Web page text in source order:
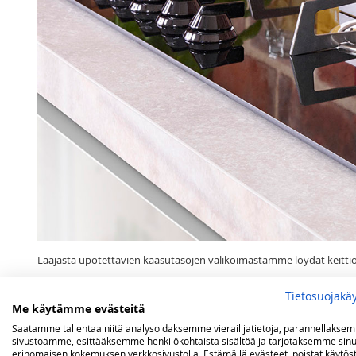
Laajasta upotettavien kaasutasojen valikoimastamme löydät
Tuotteet49-51
Kategoria
Kaasuliesitasot 48
Me käytämme evästeitä
Saatamme tallentaa niitä analysoidaksemme vierailijatietoja,
sivustoamme, esittääksemme henkilökohtaista sisältöä ja tarjotaksemme
erinomaisen kokemuksen verkkosivustolla. Estämällä evästeet, poistat